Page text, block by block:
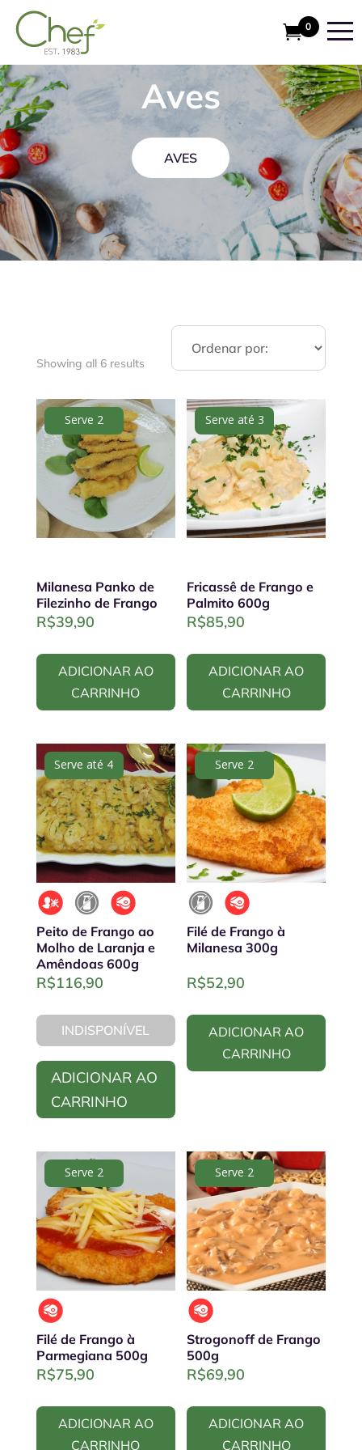
0
Aves
AVES
Showing all 6 results
Serve 2
Milanesa Panko de
Filezinho de Frango
R$39,90
ADICIONAR AO
CARRINHO
Serve até 3
Fricassê de Frango e
Palmito 600g
R$85,90
ADICIONAR AO
CARRINHO
Serve até 4
Peito de Frango ao
Molho de Laranja e
Amêndoas 600g
R$116,90
INDISPONÍVEL
ADICIONAR AO
CARRINHO
Serve 2
Filé de Frango à
Milanesa 300g
R$52,90
ADICIONAR AO
CARRINHO
Serve 2
Filé de Frango à
Parmegiana 500g
R$75,90
ADICIONAR AO
CARRINHO
Serve 2
Strogonoff de Frango
500g
R$69,90
ADICIONAR AO
CARRINHO